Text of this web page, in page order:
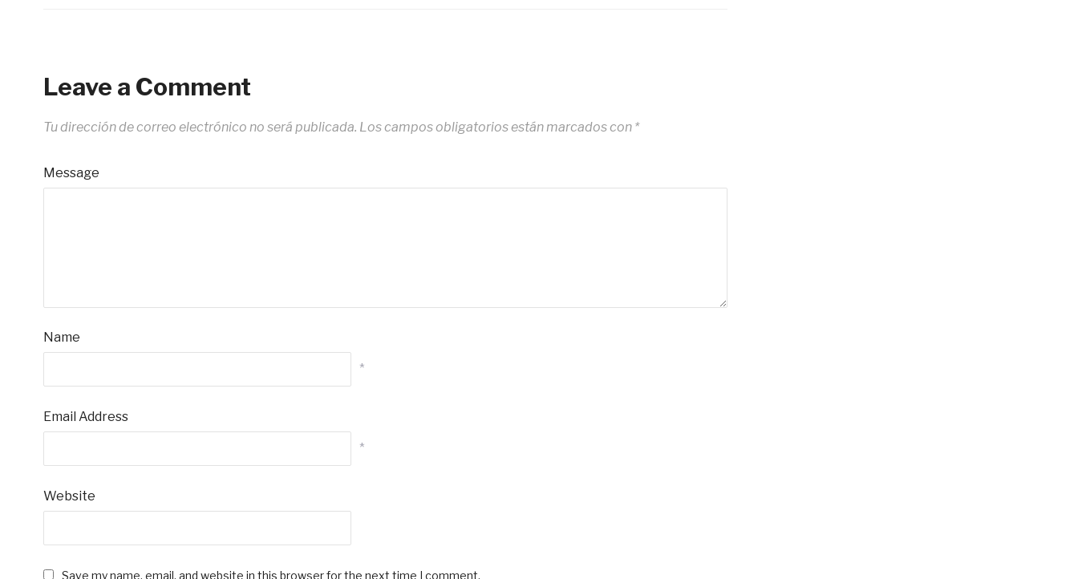
Leave a Comment
Tu dirección de correo electrónico no será publicada. Los campos obligatorios están marcados con *
Message
Name
*
Email Address
*
Website
Save my name, email, and website in this browser for the next time I comment.